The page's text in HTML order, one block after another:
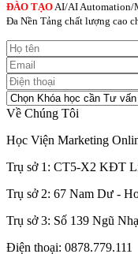
ĐÀO TẠOAI/AI Automation/
Đa Nền Tảng chất lượng cao
Về Chúng Tôi
Học Viện Marketing
Trụ sở 1: CT5-X2 KĐT
Trụ sở 2: 67 Nam Dư -
Trụ sở 3: Số 139 Ngũ
Điện thoại: 0878.779.111